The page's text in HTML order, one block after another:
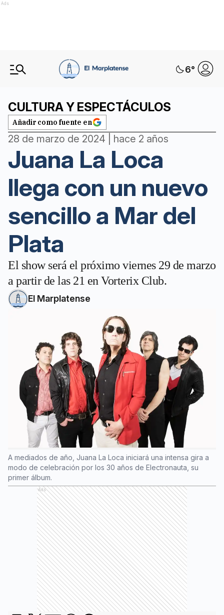
Ads
6°
CULTURA Y ESPECTÁCULOS
Añadir como fuente en
28 de marzo de 2024 | hace 2 años
Juana La Loca
llega con un nuevo
sencillo a Mar del
Plata
El show será el próximo viernes 29 de marzo
a partir de las 21 en Vorterix Club.
El Marplatense
A mediados de año, Juana La Loca iniciará una intensa gira a
modo de celebración por los 30 años de Electronauta, su
primer álbum.
Ads